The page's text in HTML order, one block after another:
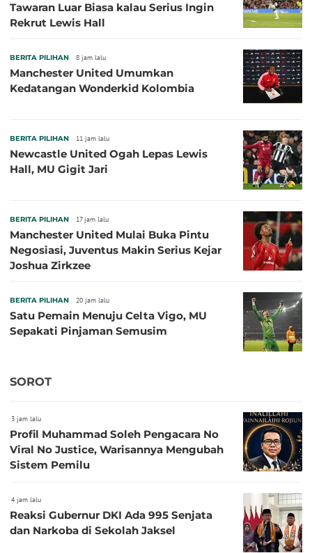
Tawaran Luar Biasa kalau Serius Ingin
Rekrut Lewis Hall
BERITA PILIHAN 8 jam lalu
Manchester United Umumkan
Kedatangan Wonderkid Kolombia
BERITA PILIHAN 11 jam lalu
Newcastle United Ogah Lepas Lewis
Hall, MU Gigit Jari
BERITA PILIHAN 17 jam lalu
Manchester United Mulai Buka Pintu
Negosiasi, Juventus Makin Serius Kejar
Joshua Zirkzee
BERITA PILIHAN 20 jam lalu
Satu Pemain Menuju Celta Vigo, MU
Sepakati Pinjaman Semusim
SOROT
3 jam lalu
Profil Muhammad Soleh Pengacara No
Viral No Justice, Warisannya Mengubah
Sistem Pemilu
4 jam lalu
Reaksi Gubernur DKI Ada 995 Senjata
dan Narkoba di Sekolah Jaksel